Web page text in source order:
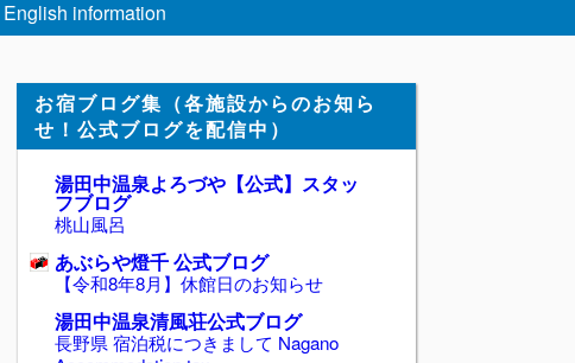
English information
お宿ブログ集（各施設からのお知ら
せ！公式ブログを配信中）
湯田中温泉よろづや【公式】スタッ
フブログ
桃山風呂
あぶらや燈千 公式ブログ
【令和8年8月】休館日のお知らせ
湯田中温泉清風荘公式ブログ
長野県 宿泊税につきまして Nagano